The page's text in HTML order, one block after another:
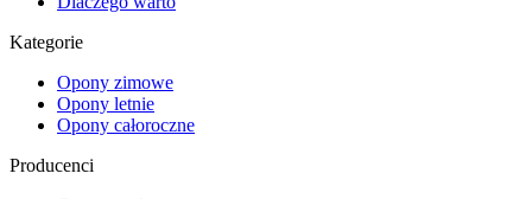
Kategorie
Opony zimowe
Opony letnie
Opony całoroczne
Producenci